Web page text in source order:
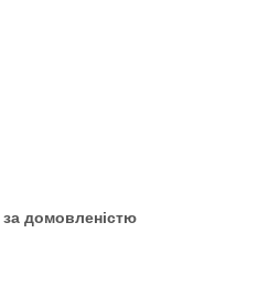
за домовленістю